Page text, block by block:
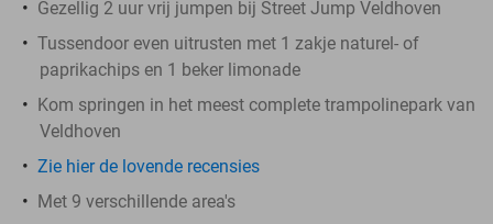
Gezellig 2 uur vrij jumpen bij Street Jump Veldhoven
Tussendoor even uitrusten met 1 zakje naturel- of
paprikachips en 1 beker limonade
Kom springen in het meest complete trampolinepark van
Veldhoven
Zie hier de lovende recensies
Met 9 verschillende area's